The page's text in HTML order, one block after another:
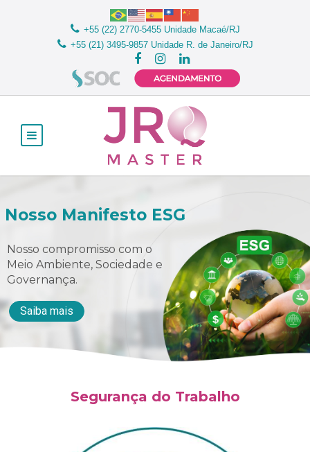
+55 (22) 2770-5455 Unidade Macaé/RJ
+55 (21) 3495-9857 Unidade R. de Janeiro/RJ
Nosso Manifesto ESG
Nosso compromisso com o
Meio Ambiente, Sociedade e
Governança.
Saiba mais
Segurança do Trabalho